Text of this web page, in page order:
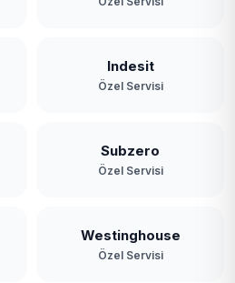
Indesit
Özel Servisi
Subzero
Özel Servisi
Westinghouse
Özel Servisi